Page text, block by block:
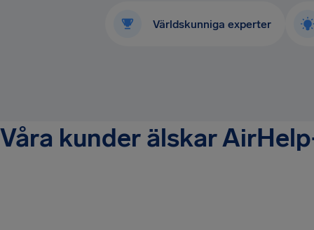
Världskunniga experter
Våra kunder älskar